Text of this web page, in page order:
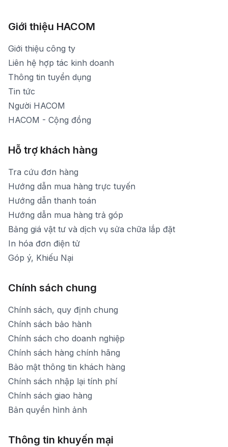
Thời gian mở cửa: Từ 8h30-19h hàng ngày
Xem bản đồ đường đi
1900 1903 (máy lẻ 159) -(028)73000322
1900 1903 (máy lẻ 160)
[email protected]
Thời gian mở cửa: Từ 8h30-20h hàng ngày
Giới thiệu HACOM
Giới thiệu công ty
Liên hệ hợp tác kinh doanh
Thông tin tuyển dụng
Tin tức
Người HACOM
HACOM - Cộng đồng
Hỗ trợ khách hàng
Tra cứu đơn hàng
Hướng dẫn mua hàng trực tuyến
Hướng dẫn thanh toán
Hướng dẫn mua hàng trả góp
Bảng giá vật tư và dịch vụ sửa chữa lắp đặt
In hóa đơn điện tử
Góp ý, Khiếu Nại
Chính sách chung
Chính sách, quy định chung
Chính sách bảo hành
Chính sách cho doanh nghiệp
Chính sách hàng chính hãng
Bảo mật thông tin khách hàng
Chính sách nhập lại tính phí
Chính sách giao hàng
Bản quyền hình ảnh
Thông tin khuyến mại